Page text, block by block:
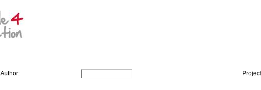
Author: